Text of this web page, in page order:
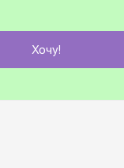
Хочу!